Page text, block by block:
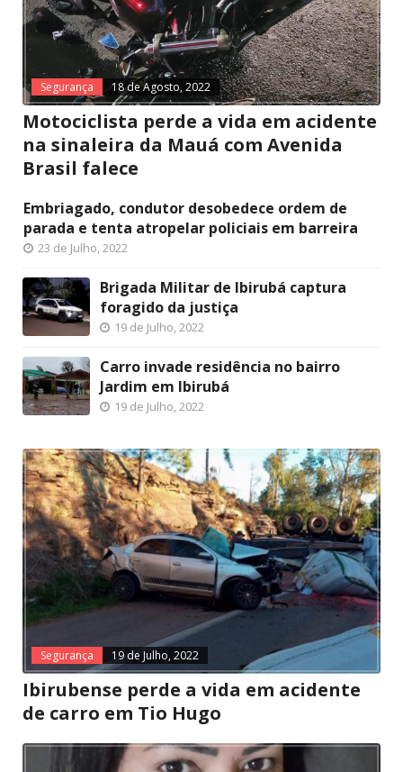
Segurança 18 de Agosto, 2022
Motociclista perde a vida em acidente
na sinaleira da Mauá com Avenida
Brasil falece
Embriagado, condutor desobedece ordem de
parada e tenta atropelar policiais em barreira
23 de Julho, 2022
Brigada Militar de Ibirubá captura
foragido da justiça
19 de Julho, 2022
Carro invade residência no bairro
Jardim em Ibirubá
19 de Julho, 2022
Segurança 19 de Julho, 2022
Ibirubense perde a vida em acidente
de carro em Tio Hugo